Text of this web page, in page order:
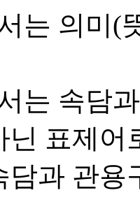
는 의미(
는 속담
닌 표제어
담과 관용